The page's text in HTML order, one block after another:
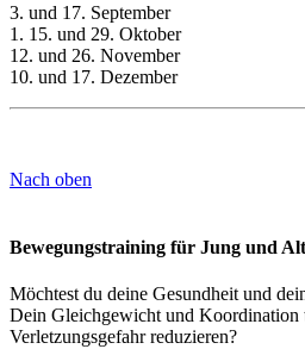
3. und 17. September
1. 15. und 29. Oktober
12. und 26. November
10. und 17. Dezember
Nach oben
Bewegungstraining für Jung und Alt
Möchtest du deine Gesundheit und
Dein Gleichgewicht und Koordination
Verletzungsgefahr reduzieren?